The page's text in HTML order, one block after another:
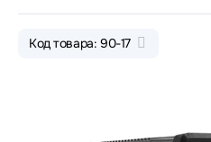
Код товара: 90-17